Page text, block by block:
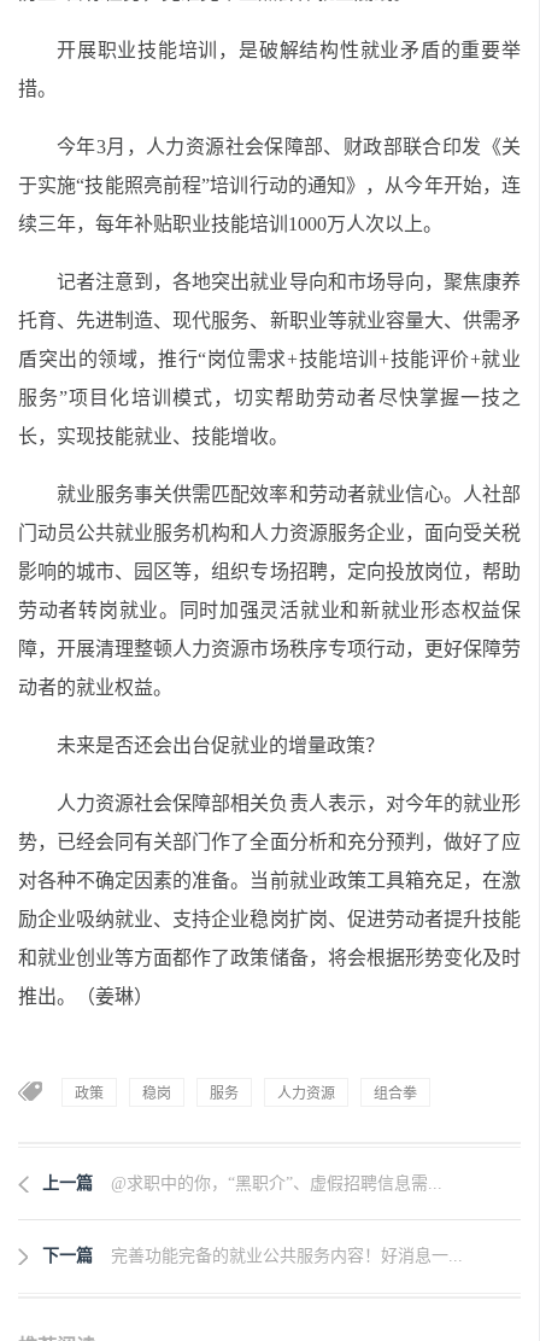
开展职业技能培训，是破解结构性就业矛盾的重要举
措。
今年3月，人力资源社会保障部、财政部联合印发《关
于实施“技能照亮前程”培训行动的通知》，从今年开始，连
续三年，每年补贴职业技能培训1000万人次以上。
记者注意到，各地突出就业导向和市场导向，聚焦康养
托育、先进制造、现代服务、新职业等就业容量大、供需矛
盾突出的领域，推行“岗位需求+技能培训+技能评价+就业
服务”项目化培训模式，切实帮助劳动者尽快掌握一技之
长，实现技能就业、技能增收。
就业服务事关供需匹配效率和劳动者就业信心。人社部
门动员公共就业服务机构和人力资源服务企业，面向受关税
影响的城市、园区等，组织专场招聘，定向投放岗位，帮助
劳动者转岗就业。同时加强灵活就业和新就业形态权益保
障，开展清理整顿人力资源市场秩序专项行动，更好保障劳
动者的就业权益。
未来是否还会出台促就业的增量政策？
人力资源社会保障部相关负责人表示，对今年的就业形
势，已经会同有关部门作了全面分析和充分预判，做好了应
对各种不确定因素的准备。当前就业政策工具箱充足，在激
励企业吸纳就业、支持企业稳岗扩岗、促进劳动者提升技能
和就业创业等方面都作了政策储备，将会根据形势变化及时
推出。
（姜琳）
政策 稳岗 服务 人力资源 组合拳
上一篇 @求职中的你，“黑职介”、虚假招聘信息需...
下一篇 完善功能完备的就业公共服务内容！好消息一...